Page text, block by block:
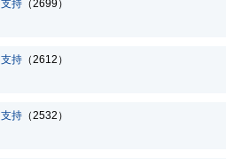
支持 （2699）
支持 （2612）
支持 （2532）